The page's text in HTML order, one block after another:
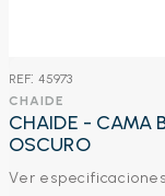
: 45973
CHAIDE
CHAIDE - CAMA
OSCURO
Ver